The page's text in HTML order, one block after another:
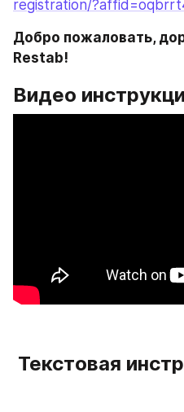
registration/
Добро пожаловать,
Restab!
Видео
Текстовая